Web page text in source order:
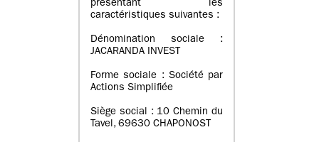
présentant les
caractéristiques suivantes :
Dénomination sociale :
JACARANDA INVEST
Forme sociale : Société par
Actions Simplifiée
Siège social : 10 Chemin du
Tavel, 69630 CHAPONOST